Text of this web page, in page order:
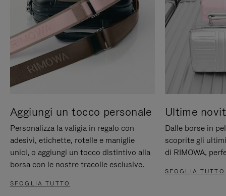
Aggiungi un tocco personale
Personalizza la valigia in regalo con
adesivi, etichette, rotelle e maniglie
unici, o aggiungi un tocco distintivo alla
borsa con le nostre tracolle esclusive.
SFOGLIA TUTTO
Ultime
Dalle borse in
scoprite gli
di RIMOWA,
SFOGLIA TUTTO